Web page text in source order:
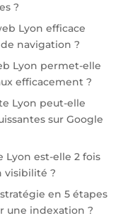
?
Lyon efficace
navigation ?
Lyon permet-elle
efficacement ?
Lyon peut-elle
sur Google
Lyon est-elle 2 fois
visibilité ?
en 5 étapes
une indexation ?